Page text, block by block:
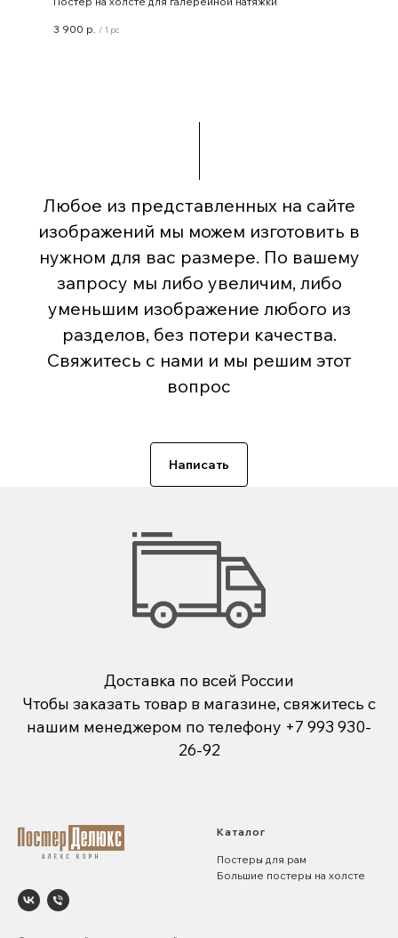
3 900 р. / 1 pc
Любое из представленных на сайте
изображений мы можем изготовить в
нужном для вас размере. По вашему
запросу мы либо увеличим, либо
уменьшим изображение любого из
разделов, без потери качества.
Свяжитесь с нами и мы решим этот
вопрос
Написать
Доставка по всей России
Чтобы заказать товар в магазине, свяжитесь с
нашим менеджером по телефону +7 993 930-
26-92
Каталог
Постеры для рам
Большие постеры на холсте